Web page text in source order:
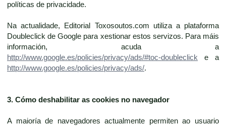
políticas de privacidade.
Na actualidade, Editorial Toxosoutos.com utiliza a plataforma
Doubleclick de Google para xestionar estos servizos. Para máis
información, acuda a
http://www.google.es/policies/privacy/ads/#toc-doubleclick e a
http://www.google.es/policies/privacy/ads/.
3. Cómo deshabilitar as cookies no navegador
A maioría de navegadores actualmente permiten ao usuario